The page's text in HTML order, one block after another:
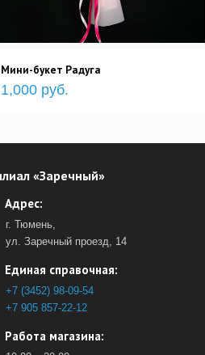
Мини-букет Радуга
1,000 руб.
«Заречный»
Адрес:
г. Тюмень,
ул. Заречный проезд, 14
Единая справочная:
+7 (3452) 98-09-54
+7 905 857-22-12
Работа магазина: